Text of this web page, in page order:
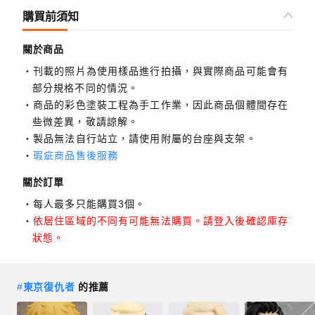
購買前須知
關於商品
刊載的照片為使用樣品進行拍攝，與實際商品可能會有
部分規格不同的情況。
商品的彩色塗裝工程為手工作業，因此商品個體間存在
些微差異，敬請諒解。
製品無法自行站立，請使用附屬的台座與支架。
瑕疵商品售後服務
關於訂單
每人最多只能購買3個。
依居住區域的不同有可能無法購買。請登入後確認庫存
狀態。
#東京復仇者 的推薦